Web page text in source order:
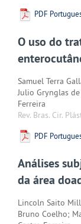
PDF
O uso do
Samuel Terra
Julio Grynglas
Ferreira
Rev. Bras. Cir.
PDF
Análises
da área
Lincoln Saito
Bruno Coelho;